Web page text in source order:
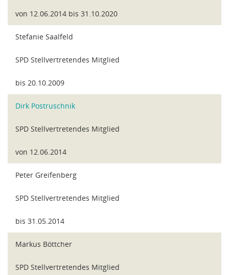
von 12.06.2014 bis 31.10.2020
Stefanie Saalfeld
SPD Stellvertretendes Mitglied
bis 20.10.2009
Dirk Postruschnik
SPD Stellvertretendes Mitglied
von 12.06.2014
Peter Greifenberg
SPD Stellvertretendes Mitglied
bis 31.05.2014
Markus Böttcher
SPD Stellvertretendes Mitglied